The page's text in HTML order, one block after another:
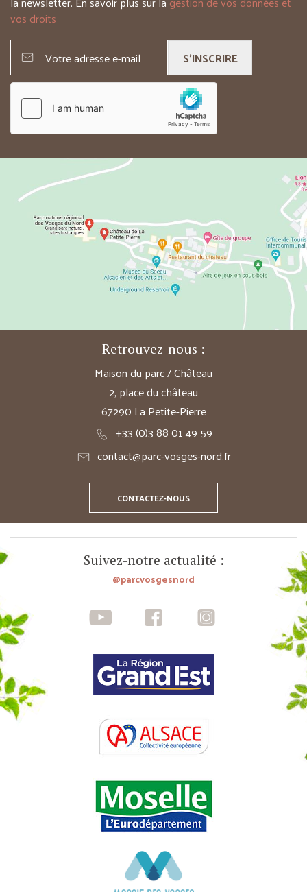
vos droits
S'INSCRIRE
Retrouvez-nous :
Maison du parc / Château
2, place du château
67290 La Petite-Pierre
+33 (0)3 88 01 49 59
contact@parc-vosges-nord.fr
CONTACTEZ-NOUS
Suivez-notre actualité :
@parcvosgesnord